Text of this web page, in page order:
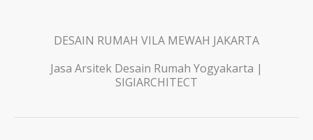
DESAIN RUMAH VILA MEWAH JAKARTA
Jasa Arsitek Desain Rumah Yogyakarta |
SIGIARCHITECT